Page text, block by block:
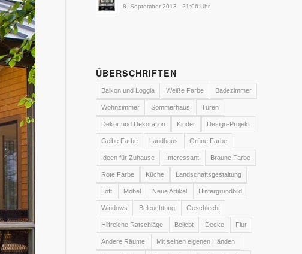
8. September 2013 - 21:06 Uhr
ÜBERSCHRIFTEN
Balkon und Loggia Weiße Farbe Badezimmer
Wohnzimmer Sommerhaus Türen
Dekor und Dekoration Kinder Design-Projekt
Gelbe Farbe Landhaus Grüne Farbe
Ideen für Zuhause Interessant Braune Farbe
Rote Farbe Küche Landschaftsgestaltung
Loft Möbel Neue Artikel Hintergrundbild
Windows Beleuchtung Geschlecht
Hilfreiche Ratschläge Beliebt Decke Flur
Andere Räume Mit seinen eigenen Händen